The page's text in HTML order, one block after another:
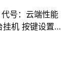
号：云端性能
机 按键设置